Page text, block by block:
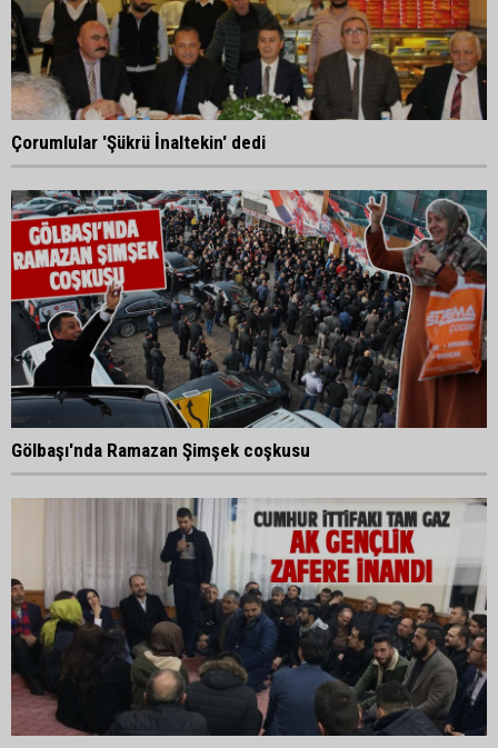
Çorumlular 'Şükrü İnaltekin' dedi
Gölbaşı'nda Ramazan Şimşek coşkusu